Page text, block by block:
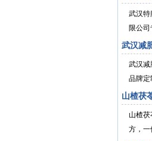
武汉特
限公
武汉减
武汉减
品牌定
山楂茯
山楂
方，一